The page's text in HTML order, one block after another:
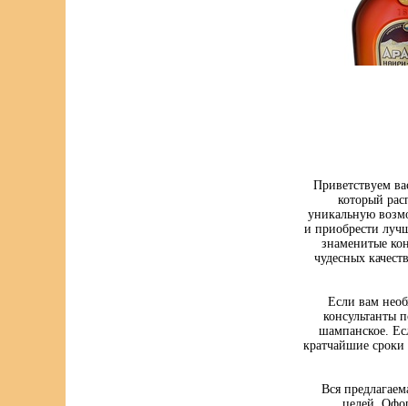
Приветствуем
который
уникальную
и приобрести
знаменитые
чудесных
Если вам
консультанты
шампанское.
кратчайшие
Вся